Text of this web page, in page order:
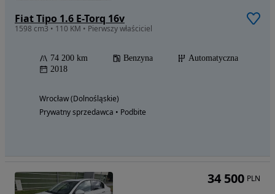
Fiat Tipo 1.6 E-Torq 16v
1598 cm3 • 110 KM • Pierwszy właściciel
74 200 km Benzyna
Automatyczna
2018
Wrocław (Dolnośląskie)
Prywatny sprzedawca • Podbite
34 500 PLN